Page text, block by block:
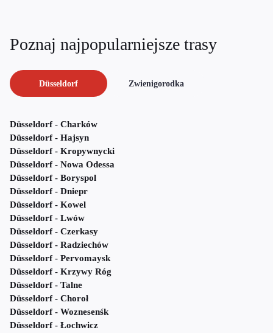
Poznaj najpopularniejsze trasy
Düsseldorf Zwienigorodka
Düsseldorf - Charków
Düsseldorf - Hajsyn
Düsseldorf - Kropywnycki
Düsseldorf - Nowa Odessa
Düsseldorf - Boryspol
Düsseldorf - Dniepr
Düsseldorf - Kowel
Düsseldorf - Lwów
Düsseldorf - Czerkasy
Düsseldorf - Radziechów
Düsseldorf - Pervomaysk
Düsseldorf - Krzywy Róg
Düsseldorf - Talne
Düsseldorf - Choroł
Düsseldorf - Woznesenśk
Düsseldorf - Łochwicz